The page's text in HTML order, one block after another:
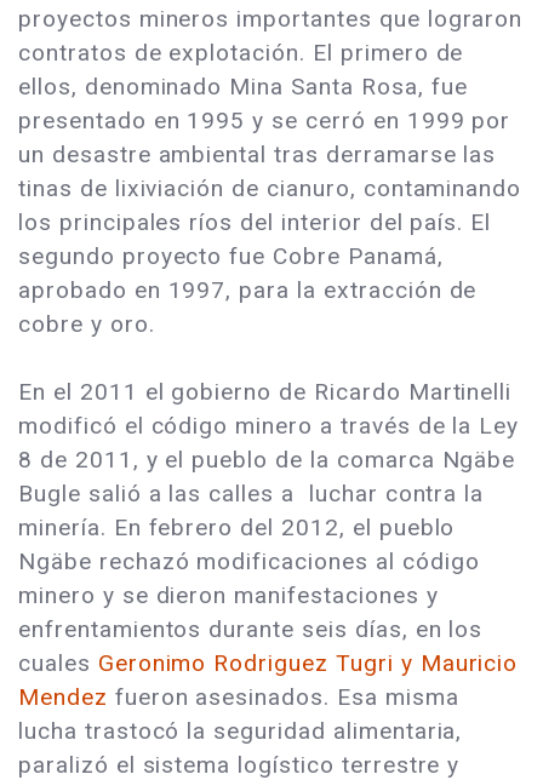
proyectos mineros importantes que lograron
contratos de explotación. El primero de
ellos, denominado Mina Santa Rosa, fue
presentado en 1995 y se cerró en 1999 por
un desastre ambiental tras derramarse las
tinas de lixiviación de cianuro, contaminando
los principales ríos del interior del país. El
segundo proyecto fue Cobre Panamá,
aprobado en 1997, para la extracción de
cobre y oro.
En el 2011 el gobierno de Ricardo Martinelli
modificó el código minero a través de la Ley
8 de 2011, y el pueblo de la comarca Ngäbe
Bugle salió a las calles a luchar contra la
minería. En febrero del 2012, el pueblo
Ngäbe rechazó modificaciones al código
minero y se dieron manifestaciones y
enfrentamientos durante seis días, en los
cuales Geronimo Rodriguez Tugri y Mauricio
Mendez fueron asesinados. Esa misma
lucha trastocó la seguridad alimentaria,
paralizó el sistema logístico terrestre y